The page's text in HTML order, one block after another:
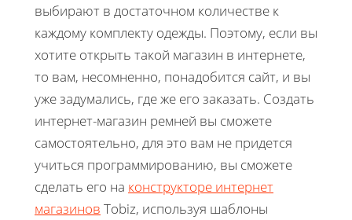
выбирают в достаточном количестве к
каждому комплекту одежды. Поэтому, если вы
хотите открыть такой магазин в интернете,
то вам, несомненно, понадобится сайт, и вы
уже задумались, где же его заказать. Создать
интернет-магазин ремней вы сможете
самостоятельно, для это вам не придется
учиться программированию, вы сможете
сделать его на конструкторе интернет
магазинов Tobiz, используя шаблоны